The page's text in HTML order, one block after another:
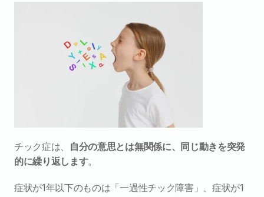
チック症は、 自分の意思とは無関係に、同じ動きを突発
的に繰り返します。
症状が1年以下のものは「一過性チック障害」、症状が1